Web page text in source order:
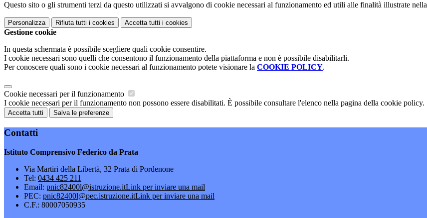
Questo sito o gli strumenti terzi da questo utilizzati si avvalgono di cookie necessari al funzionamento ed utili alle finalità illustrate nella
Personalizza Rifiuta tutti i cookies Accetta tutti i cookies
Gestione cookie
In questa schermata è possibile scegliere quali cookie consentire.
I cookie necessari sono quelli che consentono il funzionamento della piattaforma e non è possibile disabilitarli.
Per conoscere quali sono i cookie necessari al funzionamento potete visionare la COOKIE POLICY.
Cookie necessari per il funzionamento
I cookie necessari per il funzionamento non possono essere disabilitati. È possibile consultare l'elenco nella pagina della cookie policy.
Accetta tutti Salva le preferenze
Contatti
Istituto Comprensivo Federico da Prata
Via Martiri della Libertà, 32 Prata di Pordenone
Tel: 0434 425 211
Email: pnic82400l@istruzione.itLink per inviare una mail
PEC: pnic82400l@pec.istruzione.itLink per inviare una mail
C.F.: 80007050935